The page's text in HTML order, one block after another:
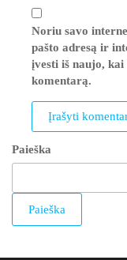
Noriu savo
pašto adresą ir
įvesti iš naujo,
komentarą.
Paieška
Paieška